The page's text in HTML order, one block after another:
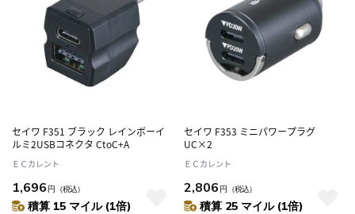
セイワ F351 ブラック レインボーイ
ルミ2USBコネクタ CtoC+A
ＥＣカレント
1,696 円 （税込）
積算 15 マイル (1倍)
セイワ F353 ミニパワープラグ
UC×2
ＥＣカレント
2,806 円 （税込）
積算 25 マイル (1倍)